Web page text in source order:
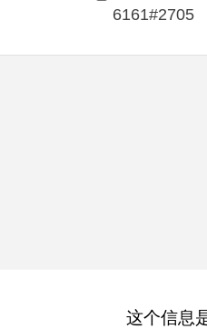
6161#2705
这个信息